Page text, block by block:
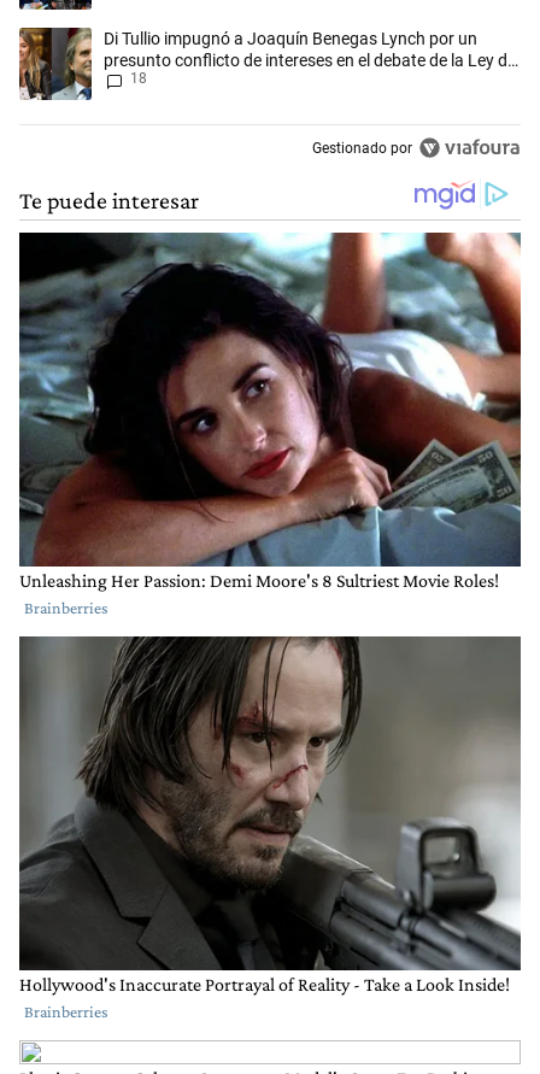
Un artículo de tendencia con el título "Di Tullio impugnó a Joaquín
Di Tullio impugnó a Joaquín Benegas Lynch por un
presunto conflicto de intereses en el debate de la Ley de
Tierras
18
Gestionado por